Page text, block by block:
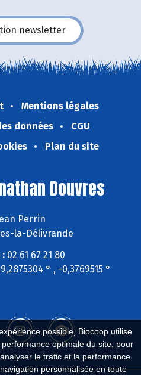
possible, Biocoop utilise
optimale du site, pour
le trafic et la performance
personnalisée en toute
newsletter
Mentions légales
données
CGU
Plan du site
Douvres
Perrin
la-Délivrande
02 61 67 21 80
° , -0,3769515 °